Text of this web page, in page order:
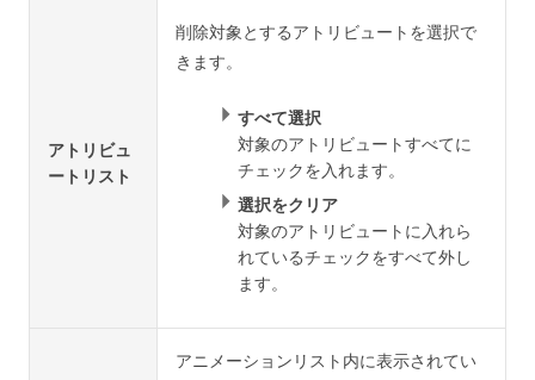
アトリビュ
ートリスト
削除対象とするアトリビュートを選択で
きます。
すべて選択
対象のアトリビュートすべてに
チェックを入れます。
選択をクリア
対象のアトリビュートに入れら
れているチェックをすべて外し
ます。
アニメーションリスト内に表示されてい